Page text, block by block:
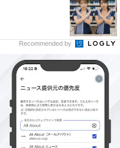
だ空気や水など豊かな
Recommended by